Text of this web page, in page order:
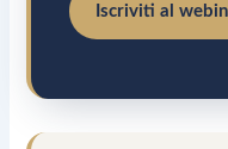
Iscriviti al